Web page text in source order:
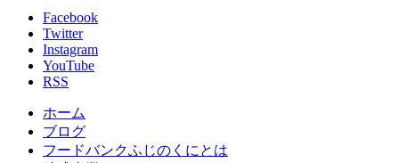
Facebook
Twitter
Instagram
YouTube
RSS
ホーム
ブログ
フードバンクふじのくにとは